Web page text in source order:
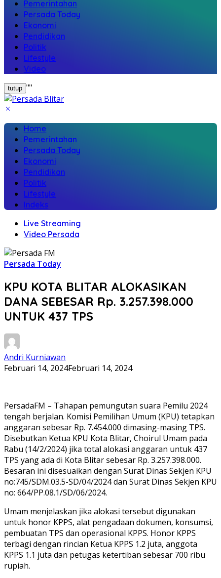
Pemerintahan
Persada Today
Ekonomi
Pendidikan
Politik
Lifestyle
Video
tutup ""
Home
Pemerintahan
Persada Today
Ekonomi
Pendidikan
Politik
Lifestyle
Indeks
Live Streaming
Video Persada
Persada Today
KPU KOTA BLITAR ALOKASIKAN
DANA SEBESAR Rp. 3.257.398.000
UNTUK 437 TPS
Andri Kurniawan
Februari 14, 2024Februari 14, 2024
PersadaFM – Tahapan pemungutan suara Pemilu 2024
tengah berjalan. Komisi Pemilihan Umum (KPU) tetapkan
anggaran sebesar Rp. 7.454.000 dimasing-masing TPS.
Disebutkan Ketua KPU Kota Blitar, Choirul Umam pada
Rabu (14/2/2024) jika total alokasi anggaran untuk 437
TPS yang ada di Kota Blitar sebesar Rp. 3.257.398.000.
Besaran ini disesuaikan dengan Surat Dinas Sekjen KPU
no:745/SDM.03.5-SD/04/2024 dan Surat Dinas Sekjen KPU
no: 664/PP.08.1/SD/06/2024.
Umam menjelaskan jika alokasi tersebut digunakan
untuk honor KPPS, alat pengadaan dokumen, konsumsi,
pembuatan TPS dan operasional KPPS. Honor KPPS
terbagi dengan rincian Ketua KPPS 1.2 juta, anggota
KPPS 1.1 juta dan petugas ketertiban sebesar 700 ribu
rupiah.